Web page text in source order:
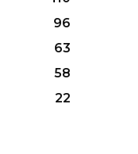
96
63
58
22